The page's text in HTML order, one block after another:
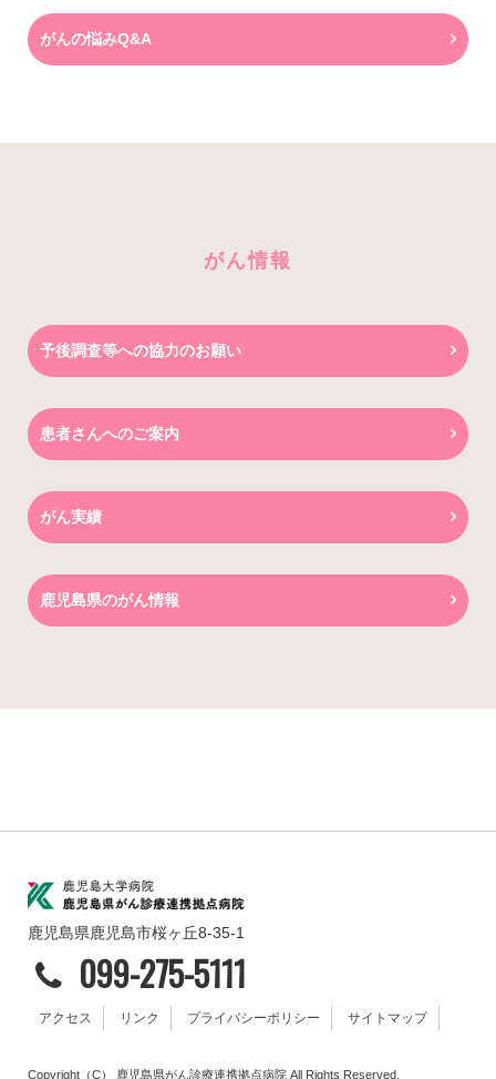
がんの悩みQ&A
がん情報
予後調査等への協力のお願い
患者さんへのご案内
がん実績
鹿児島県のがん情報
鹿児島県鹿児島市桜ヶ丘8-35-1
099-275-5111
アクセス リンク プライバシーポリシー サイトマップ
Copyright（C） 鹿児島県がん診療連携拠点病院 All Rights Reserved.